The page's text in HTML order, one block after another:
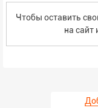
Чтобы оставить
на сайт